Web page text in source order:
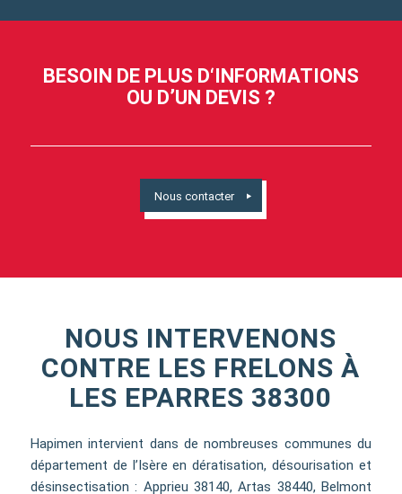
BESOIN DE PLUS D‘INFORMATIONS
OU D’UN DEVIS ?
Nous contacter
NOUS INTERVENONS
CONTRE LES FRELONS À
LES EPARRES 38300
Hapimen intervient dans de nombreuses communes du
département de l’Isère en dératisation, désourisation et
désinsectisation : Apprieu 38140, Artas 38440, Belmont